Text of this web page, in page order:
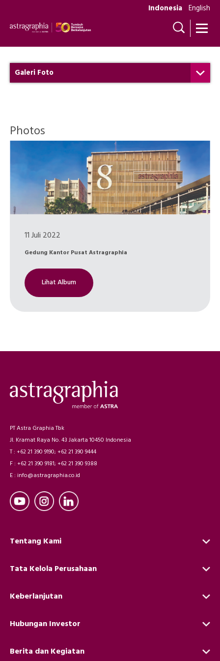
Indonesia English
Galeri Foto
Photos
11 Juli 2022
Gedung Kantor Pusat Astragraphia
Lihat Album
PT Astra Graphia Tbk
Jl. Kramat Raya No. 43 Jakarta 10450 Indonesia
T : +62 21 390 9190; +62 21 390 9444
F : +62 21 390 9181; +62 21 390 9388
E : info@astragraphia.co.id
Tentang Kami
Tata Kelola Perusahaan
Keberlanjutan
Hubungan Investor
Berita dan Kegiatan